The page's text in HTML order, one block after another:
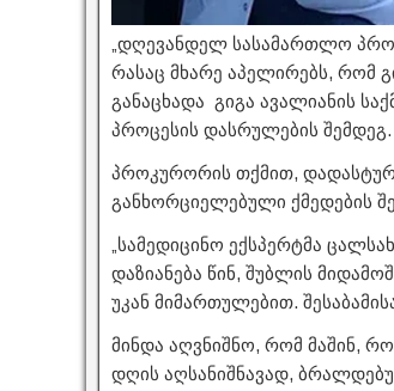
„დღევანდელ სასამართლო
რასაც მხარე აპელირებს, რომ
განაცხადა გიგა ავალიანის
პროცესის დასრულების შემდეგ.
პროკურორის თქმით,
განხორციელებული ქმედების
„სამედიცინო ექსპერტმა
დაზიანება წინ, შუბლის
უკან მიმართულებით.
მინდა აღვნიშნო, რომ მაშინ,
დღის აღსანიშნავად,